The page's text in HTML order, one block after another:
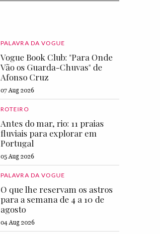
PALAVRA DA VOGUE
Vogue Book Club: "Para Onde
Vão os Guarda-Chuvas" de
Afonso Cruz
07 Aug 2026
ROTEIRO
Antes do mar, rio: 11 praias
fluviais para explorar em
Portugal
05 Aug 2026
PALAVRA DA VOGUE
O que lhe reservam os astros
para a semana de 4 a 10 de
agosto
04 Aug 2026